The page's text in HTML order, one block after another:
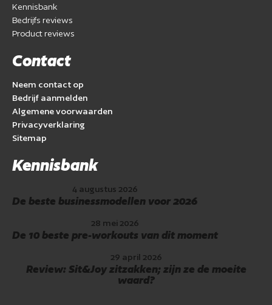
Kennisbank
Bedrijfs reviews
Product reviews
Contact
Neem contact op
Bedrijf aanmelden
Algemene voorwaarden
Privacyverklaring
Sitemap
Kennisbank
4 augustus 2026
De beste businessmodellen voor 2026
28 mei 2026
De 10 beste pre-workouts van dit moment
29 april 2026
Review: Sit&Joy zitzakken; zijn ze de moeite
waard?